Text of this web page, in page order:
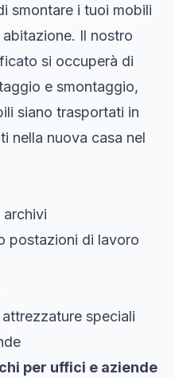
smontare i tuoi mobili
Il nostro
si occuperà di
e smontaggio,
siano trasportati in
nella nuova casa nel
postazioni di lavoro
speciali
per uffici e aziende